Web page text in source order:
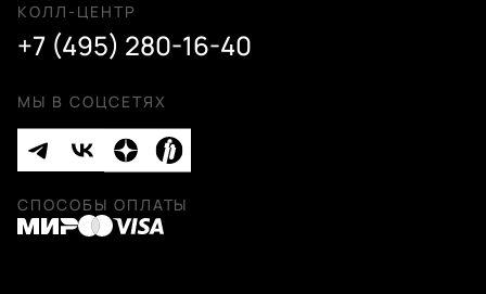
КОЛЛ-ЦЕНТР
+7 (495) 280-16-40
МЫ В СОЦСЕТЯХ
СПОСОБЫ ОПЛАТЫ